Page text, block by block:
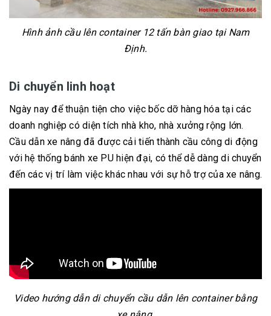
Hình ảnh cầu lên container 12 tấn bàn giao tại Nam
Định.
Di chuyển linh hoạt
Ngày nay để thuận tiện cho việc bốc dỡ hàng hóa tại các
doanh nghiệp có diện tích nhà kho, nhà xưởng rộng lớn.
Cầu dẫn xe nâng đã được cải tiến thành cầu công di động
với hệ thống bánh xe PU hiện đại, có thể dễ dàng di chuyển
đến các vị trí làm việc khác nhau với sự hỗ trợ của xe nâng.
Video hướng dẫn di chuyển cầu dẫn lên container bằng